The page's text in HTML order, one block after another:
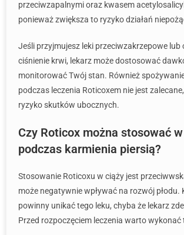
przeciwzapalnymi oraz kwasem
ponieważ zwiększa to ryzyko działań
Jeśli przyjmujesz leki przeciwzakrzepowe lub
ciśnienie krwi, lekarz może dostosować
monitorować Twój stan. Również
podczas leczenia Roticoxem nie jest
ryzyko skutków ubocznych.
Czy Roticox można stosować
podczas karmienia piersią?
Stosowanie Roticoxu w ciąży jest
może negatywnie wpływać na rozwój płodu.
powinny unikać tego leku, chyba że lekarz
Przed rozpoczęciem leczenia warto wykonać